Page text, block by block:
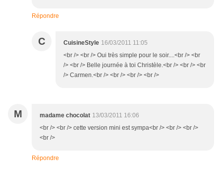
Répondre
C CuisineStyle 16/03/2011 11:05
<br /> <br /> Oui très simple pour le soir....<br /> <br
/> <br /> Belle journée à toi Christèle.<br /> <br /> <br
/> Carmen.<br /> <br /> <br /> <br />
M madame chocolat 13/03/2011 16:06
<br /> <br /> cette version mini est sympa<br /> <br /> <br />
<br />
Répondre